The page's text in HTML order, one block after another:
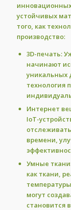
устойчивых
того, как
производство:
3D-печать:
начинают
уникальных
технология
Интернет
IoT-
времени,
Умные
как ткани,
могут
становится